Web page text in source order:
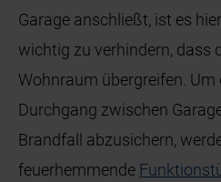
Garage anschließt, ist es
wichtig zu verhindern, dass
Wohnraum übergreifen. Um
Durchgang zwischen
Brandfall abzusichern,
feuerhemmende